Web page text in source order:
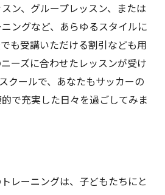
ン、グループレッスン、または
ングなど、あらゆるスタイルに
も受講いただける割引なども用
ーズに合わせたレッスンが受け
クールで、あなたもサッカーの
で充実した日々を過ごしてみま
レーニングは、子どもたちにと